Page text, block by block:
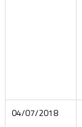
04/07/2018